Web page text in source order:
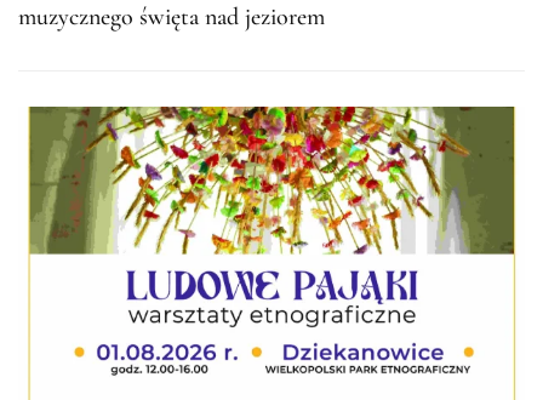
muzycznego święta nad jeziorem